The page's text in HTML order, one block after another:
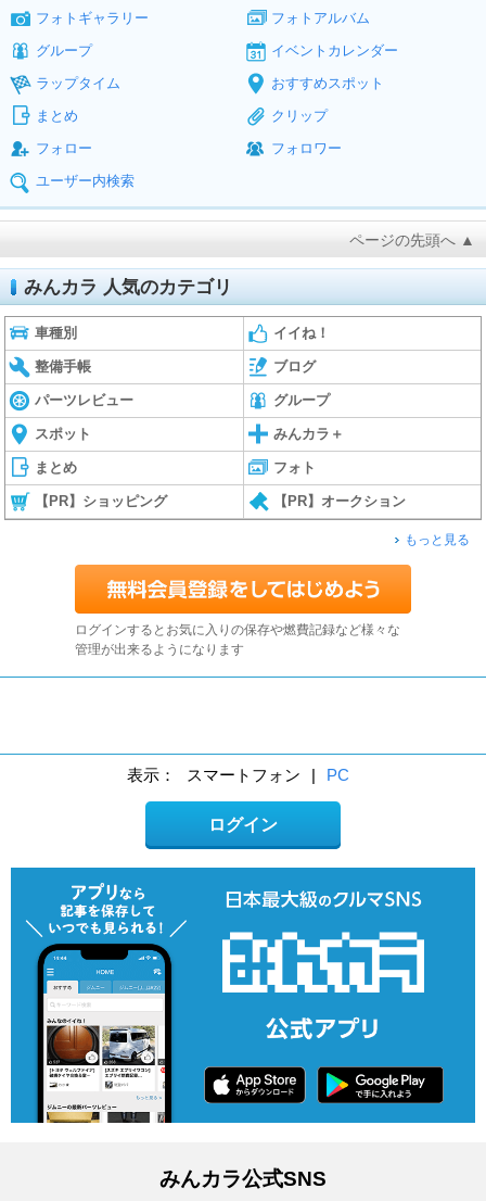
フォトギャラリー
フォトアルバム
グループ
イベントカレンダー
ラップタイム
おすすめスポット
まとめ
クリップ
フォロー
フォロワー
ユーザー内検索
ページの先頭へ ▲
みんカラ 人気のカテゴリ
車種別 イイね！
整備手帳 ブログ
パーツレビュー グループ
スポット みんカラ＋
まとめ フォト
【PR】ショッピング 【PR】オークション
もっと見る
ログインするとお気に入りの保存や燃費記録など様々な
管理が出来るようになります
表示： スマートフォン | PC
ログイン
みんカラ公式SNS